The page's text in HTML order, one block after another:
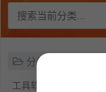
分类
工具软件